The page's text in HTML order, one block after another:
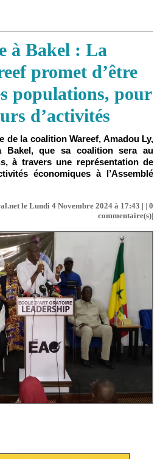
à Bakel : La
promet d’être
populations, pour
d’activités
de la coalition Wareef, Amadou Ly,
Bakel, que sa coalition sera au
à travers une représentation de
économiques à l’Assemblé
le Lundi 4 Novembre 2024 à 17:43 | | 0
commentaire(s)|